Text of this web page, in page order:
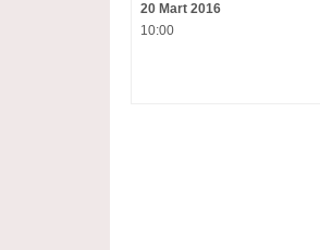
20 Mart 2016
10:00